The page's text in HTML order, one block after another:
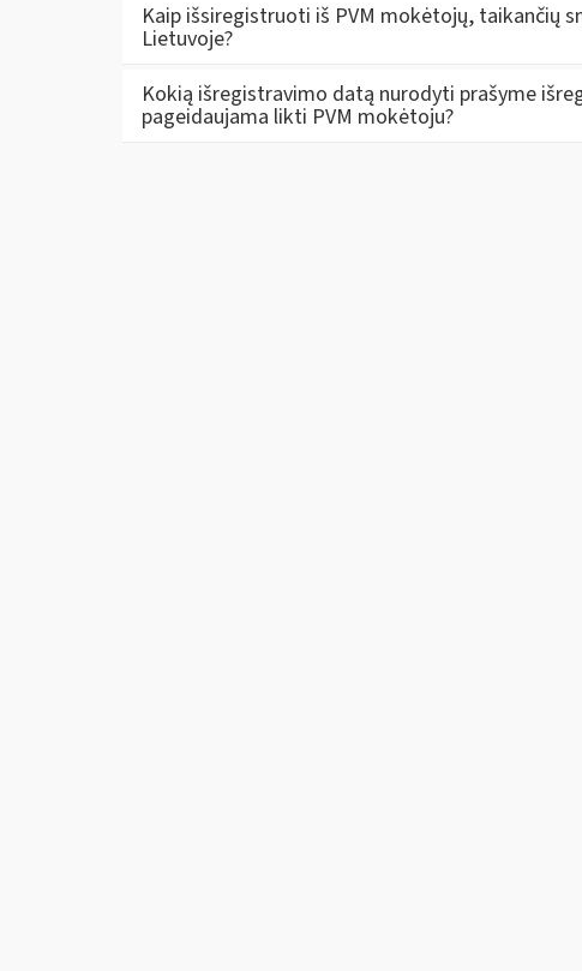
Kaip išsiregistruoti iš PVM mokėtojų, taikančių
Lietuvoje?
Kokią išregistravimo datą nurodyti prašyme
pageidaujama likti PVM mokėtoju?